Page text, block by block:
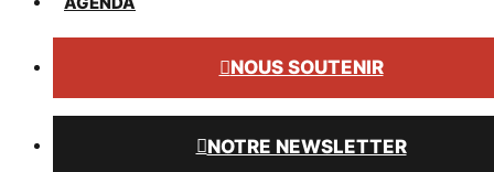
NOUS SOUTENIR
NOTRE NEWSLETTER